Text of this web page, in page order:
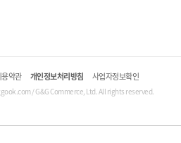
용약관 개인정보처리방침 사업자정보확인
/ G&G Commerce, Ltd. All rights reserved.